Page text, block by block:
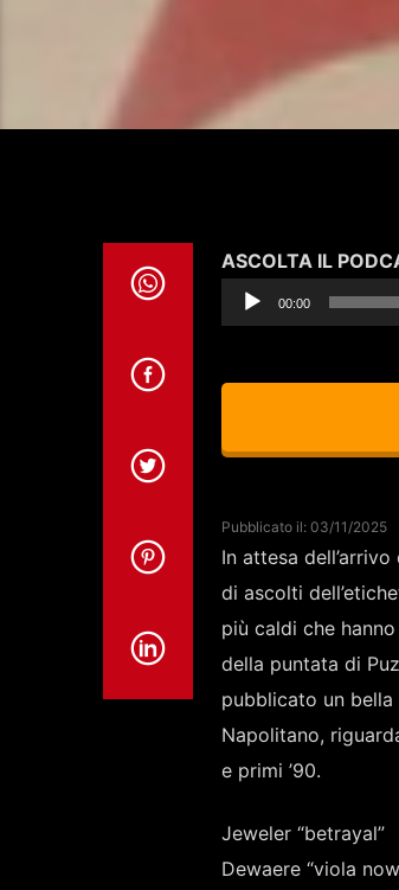
ASCOLTA IL
00:00
Pubblicato il: 03/11/2025
In attesa
di ascolti
più caldi che
della puntata di
pubblicato un
Napolitano,
e primi ’90.
Jeweler “betrayal”
Dewaere “viola